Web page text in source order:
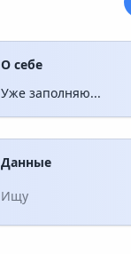
О себе
Уже заполняю...
Данные
Ищу